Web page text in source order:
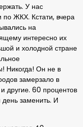
У нас
по ЖКХ. Кстати, вчера
на
интересно их
и холодной стране
Никогда! Он не в
замерзало в
другие. 60 процентов
заменить. И